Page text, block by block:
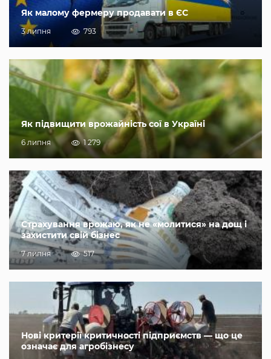
Як малому фермеру продавати в ЄС
3 липня 793
Як підвищити врожайність сої в Україні
6 липня 1 279
Страхування врожаю, як не «молитися» на дощ і
захистити свій бізнес
7 липня 517
Нові критерії критичності підприємств — що це
означає для агробізнесу